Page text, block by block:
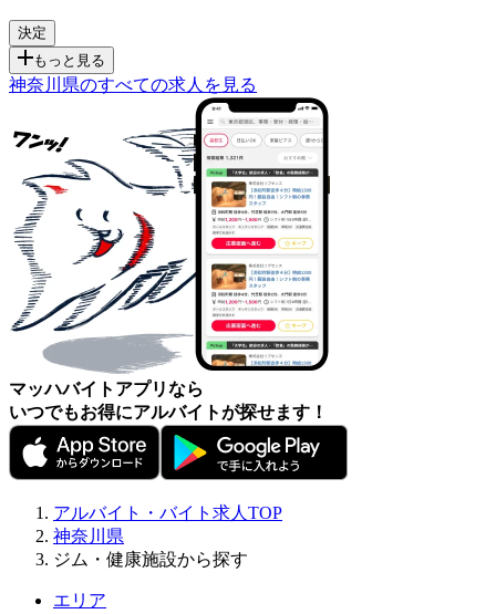
もっと見る
神奈川県のすべての求人を見る
マッハバイトアプリなら
いつでもお得にアルバイトが探せます！
アルバイト・バイト求人TOP
神奈川県
ジム・健康施設から探す
エリア